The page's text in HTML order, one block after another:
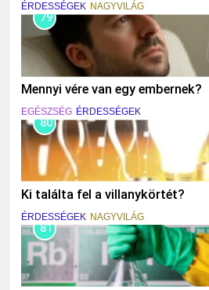
ÉRDESSÉGEK NAGYVILÁG
79
Mennyi vére van egy embernek?
EGÉSZSÉG ÉRDESSÉGEK
80
Ki találta fel a villanykörtét?
ÉRDESSÉGEK NAGYVILÁG
81